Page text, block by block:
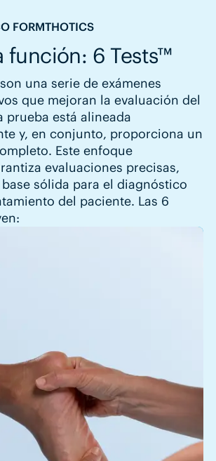
FORMTHOTICS
función: 6 Tests™
una serie de exámenes
que mejoran la evaluación del
prueba está alineada
y, en conjunto, proporciona un
Este enfoque
evaluaciones precisas,
sólida para el diagnóstico
del paciente. Las 6